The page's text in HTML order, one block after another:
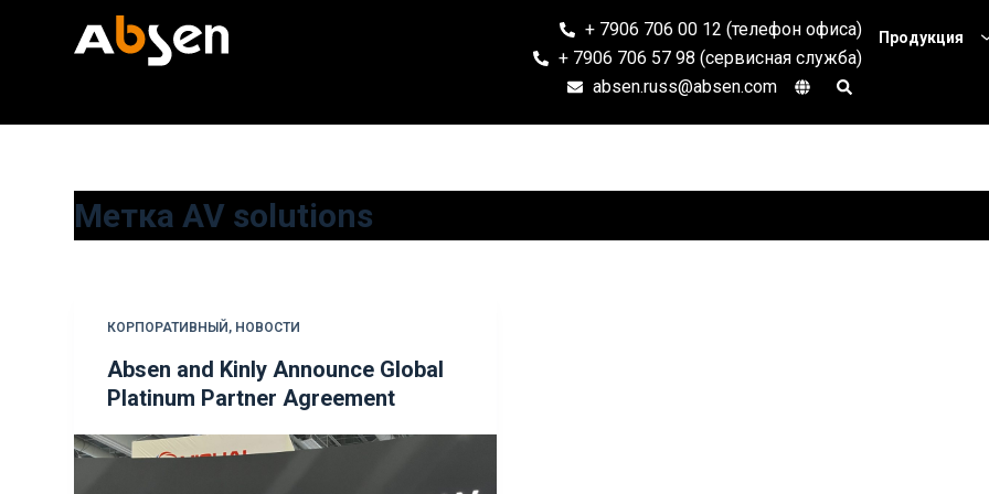
+ 7906 706 00 12 (телефон офиса)
+ 7906 706 57 98 (сервисная служба)
absen.russ@absen.com
Продукция
Метка AV solutions
КОРПОРАТИВНЫЙ , НОВОСТИ
Absen and Kinly Announce Global
Platinum Partner Agreement